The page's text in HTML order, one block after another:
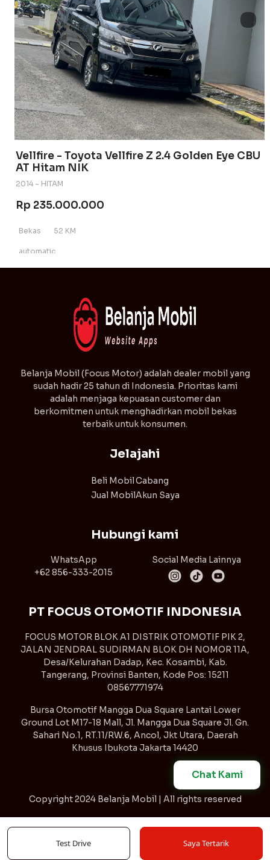
Chat Kami
Vellfire - Toyota Vellfire Z 2.4 Golden Eye CBU
AT Hitam NIK
2014 - HITAM
Rp 235.000.000
Bekas 52 KM
automatic
Test Drive Saya Tertarik
⁠Belanja Mobil (Focus Motor) adalah dealer mobil yang
sudah hadir 25 tahun di Indonesia. Prioritas kami
adalah menjaga kepuasan customer dan
berkomitmen untuk menghadirkan mobil bekas
terbaik untuk konsumen.
Jelajahi
Beli Mobil
Jual Mobil
Cabang
Akun Saya
Hubungi kami
WhatsApp
+62 856-333-2015
Social Media Lainnya
PT FOCUS OTOMOTIF INDONESIA
FOCUS MOTOR BLOK A1 DISTRIK OTOMOTIF PIK 2,
JALAN JENDRAL SUDIRMAN BLOK DH NOMOR 11A,
Desa/Kelurahan Dadap, Kec. Kosambi, Kab.
Tangerang, Provinsi Banten, Kode Pos: 15211
08567771974
Bursa Otomotif Mangga Dua Square Lantai Lower
Ground Lot M17-18 Mall, Jl. Mangga Dua Square Jl. Gn.
Sahari No.1, RT.11/RW.6, Ancol, Jkt Utara, Daerah
Khusus Ibukota Jakarta 14420
Copyright2024 Belanja Mobil | All rights reserved
Kebijakan Privasi